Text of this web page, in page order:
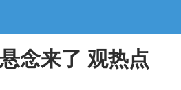
念来了 观热点